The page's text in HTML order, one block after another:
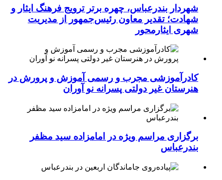
شهردار بندرعباس، چهره برتر ترویج فرهنگ ایثار و
شهادت؛ تقدیر معاون رئیس‌جمهور از مدیریت
شهری ایثارمحور
کادرآموزشی مجرب و رسمی آموزش و پرورش در
هنرستان غیر دولتی پسرانه نو آوران
برگزاری مراسم ویژه در امامزاده سید مظفر
بندرعباس